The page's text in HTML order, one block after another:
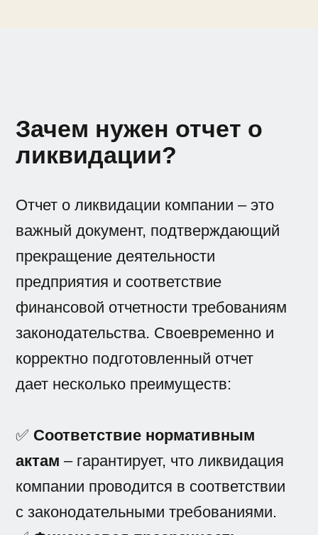
Зачем нужен отчет о
ликвидации?
Отчет о ликвидации компании – это
важный документ, подтверждающий
прекращение деятельности
предприятия и соответствие
финансовой отчетности требованиям
законодательства. Своевременно и
корректно подготовленный отчет
дает несколько преимуществ:
✅ Соответствие нормативным
актам – гарантирует, что ликвидация
компании проводится в соответствии
с законодательными требованиями.